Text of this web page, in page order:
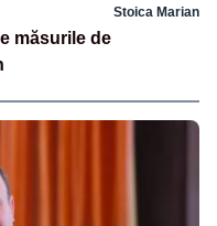
Stoica Marian
măsurile de